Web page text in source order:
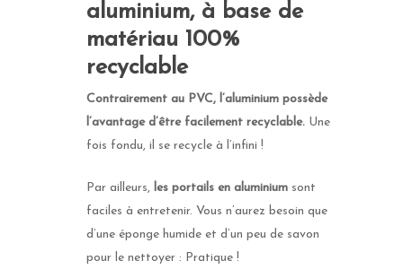
aluminium, à base de
matériau 100%
recyclable
Contrairement au PVC, l’aluminium possède
l’avantage d’être facilement recyclable. Une
fois fondu, il se recycle à l’infini !
Par ailleurs, les portails en aluminium sont
faciles à entretenir. Vous n’aurez besoin que
d’une éponge humide et d’un peu de savon
pour le nettoyer : Pratique !